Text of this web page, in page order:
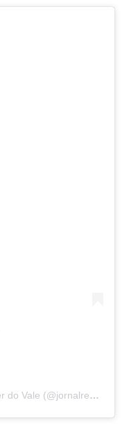
Um post compartilhado por Repórter do Vale (@jornalreporterdovale)